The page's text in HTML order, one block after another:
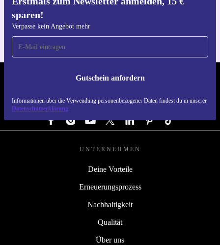
sparen!
Verpasse kein Angebot mehr
Gutschein anfordern
Informationen über die Verwendung personenbezogener Daten findest du in unserer
Datenschutzerklärung
Hol dir die refurbed-App
REFURBED DEUTSCHLAND - RETHINK NEW.
FOLGE UNS
UNTERNEHMEN
Deine Vorteile
Erneuerungsprozess
Nachhaltigkeit
Qualität
Über uns